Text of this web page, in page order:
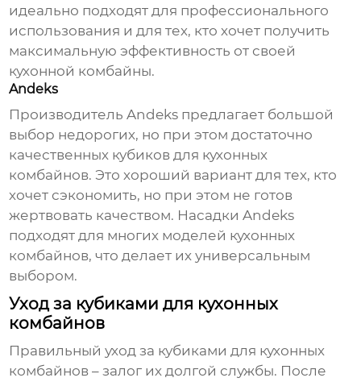
идеально подходят для профессионального
использования и для тех, кто хочет получить
максимальную эффективность от своей
кухонной комбайны.
Andeks
Производитель Andeks предлагает большой
выбор недорогих, но при этом достаточно
качественных кубиков для кухонных
комбайнов. Это хороший вариант для тех, кто
хочет сэкономить, но при этом не готов
жертвовать качеством. Насадки Andeks
подходят для многих моделей кухонных
комбайнов, что делает их универсальным
выбором.
Уход за кубиками для кухонных
комбайнов
Правильный уход за кубиками для кухонных
комбайнов – залог их долгой службы. После